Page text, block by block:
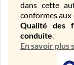
dans cette
conformes
Qualité des
conduite.
En savoir plus